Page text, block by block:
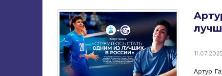
Артур